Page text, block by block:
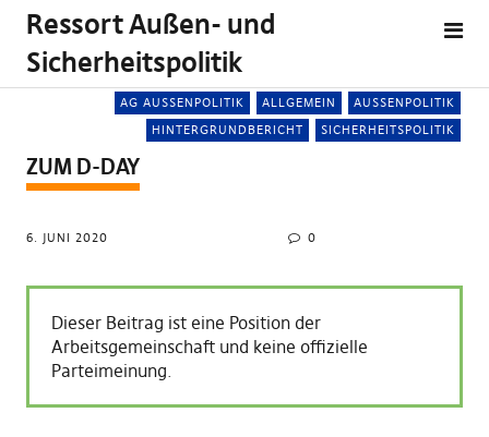
Ressort Außen- und
Sicherheitspolitik
AG AUSSENPOLITIK ALLGEMEIN
AUSSENPOLITIK
HINTERGRUNDBERICHT
SICHERHEITSPOLITIK
ZUM D-DAY
6. JUNI 2020 0
Dieser Beitrag ist eine Position der
Arbeitsgemeinschaft und keine offizielle
Parteimeinung.